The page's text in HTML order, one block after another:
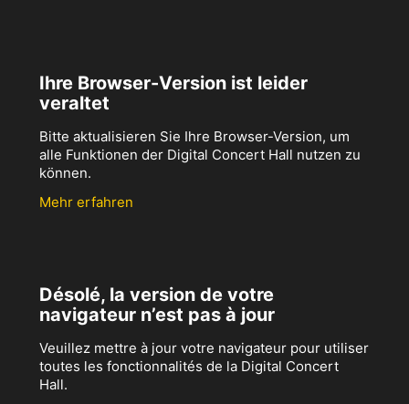
Ihre Browser-Version ist leider
veraltet
Bitte aktualisieren Sie Ihre Browser-Version, um
alle Funktionen der Digital Concert Hall nutzen zu
können.
Mehr erfahren
Désolé, la version de votre
navigateur n’est pas à jour
Veuillez mettre à jour votre navigateur pour utiliser
toutes les fonctionnalités de la Digital Concert
Hall.